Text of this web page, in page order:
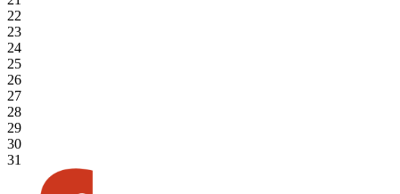
22
23
24
25
26
27
28
29
30
31